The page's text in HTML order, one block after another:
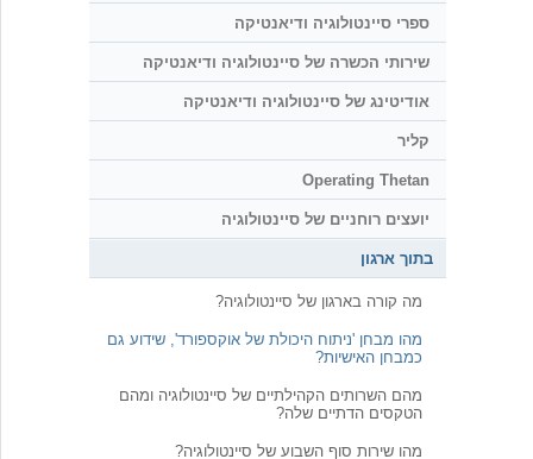
ספרי סיינטולוגיה ודיאנטיקה
שירותי הכשרה של סיינטולוגיה ודיאנטיקה
אודיטינג של סיינטולוגיה ודיאנטיקה
קליר
Operating Thetan
יועצים רוחניים של סיינטולוגיה
בתוך ארגון
מה קורה בארגון של סיינטולוגיה?
מהו מבחן 'ניתוח היכולת של אוקספורד', שידוע גם
כמבחן האישיות?
מהם השרותים הקהילתיים של סיינטולוגיה ומהם
הטקסים הדתיים שלה?
מהו שירות סוף השבוע של סיינטולוגיה?